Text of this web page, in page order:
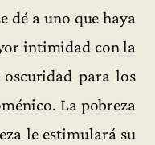
dé a uno que haya
intimidad con la
oscuridad para los
La pobreza
le estimulará su